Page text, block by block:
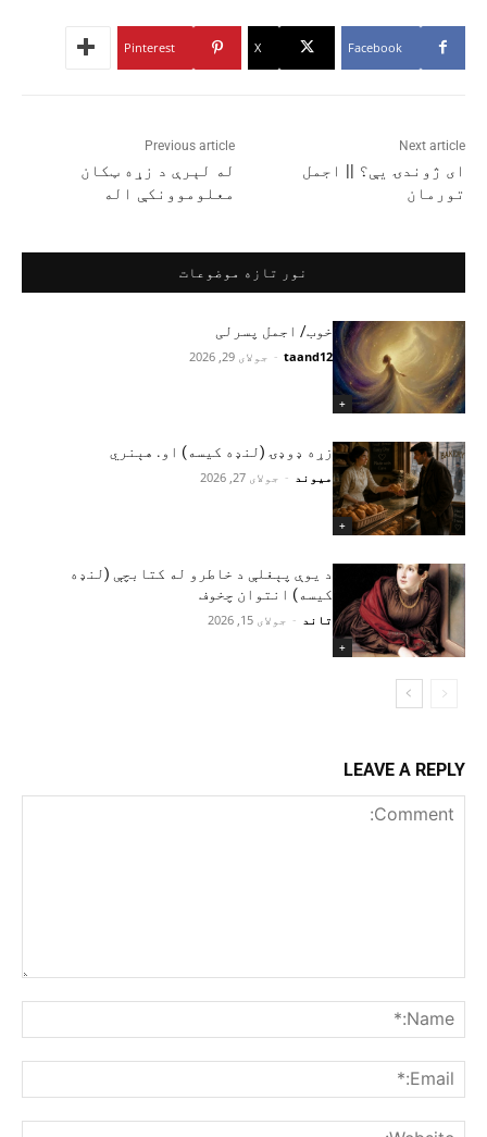
Facebook
X
Pinterest
Previous article
له لېرې د زړه ټکان
معلوموونکې اله
Next article
ای ژوندۍ یې؟ || اجمل
تورمان
نور تازه موضوعات
+
خوب/ اجمل پسرلی
taand12
- جولای 29, 2026
+
زړه ډوډۍ (لنډه کیسه) او. هېنري
میوند - جولای 27, 2026
+
د یوې پېغلې د خاطرو له کتابچې (لنډه
کیسه) انتوان چخوف
تاند - جولای 15, 2026
LEAVE A REPLY